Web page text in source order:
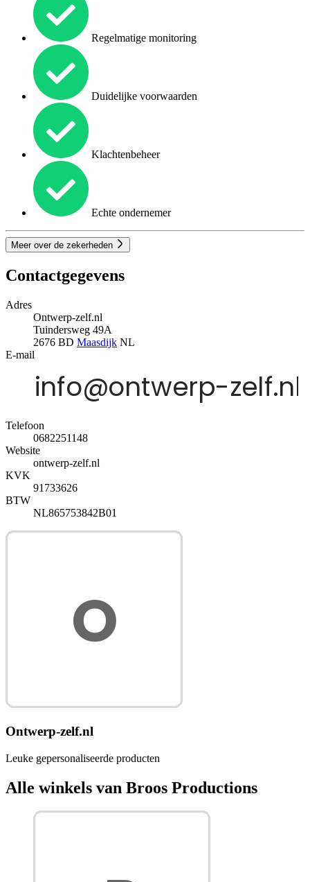
Regelmatige monitoring
Duidelijke voorwaarden
Klachtenbeheer
Echte ondernemer
Meer over de zekerheden
Contactgegevens
Adres
Ontwerp-zelf.nl
Tuindersweg 49A
2676 BD Maasdijk NL
E-mail
Telefoon
0682251148
Website
ontwerp-zelf.nl
KVK
91733626
BTW
NL865753842B01
Ontwerp-zelf.nl
Leuke gepersonaliseerde producten
Alle winkels van Broos Productions